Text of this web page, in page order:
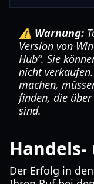
⚠️ Warnung:
Version von
Hub“. Sie
nicht
machen,
finden, die
sind.
Der Erfolg in den